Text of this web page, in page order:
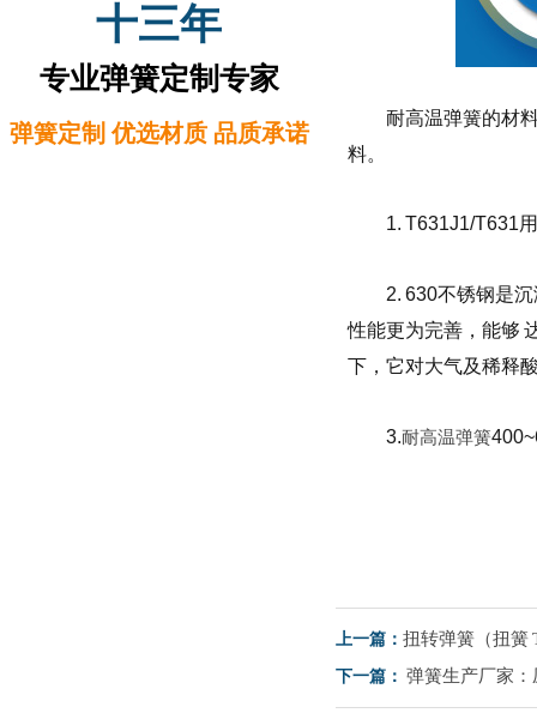
十三年
专业弹簧定制专家
弹簧定制 优选材质 品质承诺
耐高温弹簧的材
料。
1. T631J1/T631
2. 630不锈钢是
性能更为完善，能够
下，它对大气及稀释
3.耐高温弹簧
上一篇： 扭转弹簧（扭簧
下一篇： 弹簧生产厂家